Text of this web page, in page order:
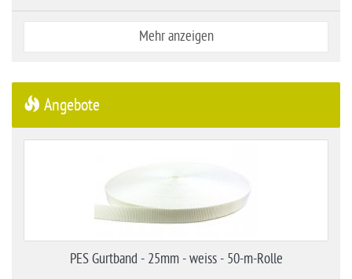
Mehr anzeigen
Angebote
PES Gurtband - 25mm - weiss - 50-m-Rolle